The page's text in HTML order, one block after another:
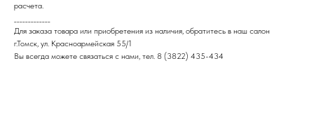
расчета.
Для заказа товара или приобретения из наличия, обратитесь в наш салон
г.Томск, ул. Красноармейская 55/1
Вы всегда можете связаться с нами, тел. 8 (3822) 435-434